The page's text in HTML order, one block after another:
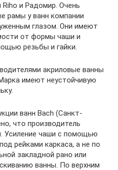
и Радомир. Очень
рамы у ванн компании
глазом. Они имеют
от формы чаши и
резьбы и гайки.
акриловые ванны
имеют неустойчивую
ванн Bach (Санкт-
что производитель
Усиление чаши с помощью
рейками каркаса, а не по
закладной рано или
ванны. По верхним